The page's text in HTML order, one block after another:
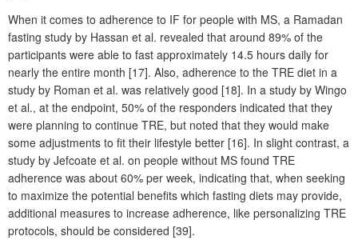
When it comes to adherence to IF for people with MS, a Ramadan
fasting study by Hassan et al. revealed that around 89% of the
participants were able to fast approximately 14.5 hours daily for
nearly the entire month [17]. Also, adherence to the TRE diet in a
study by Roman et al. was relatively good [18]. In a study by Wingo
et al., at the endpoint, 50% of the responders indicated that they
were planning to continue TRE, but noted that they would make
some adjustments to fit their lifestyle better [16]. In slight contrast, a
study by Jefcoate et al. on people without MS found TRE
adherence was about 60% per week, indicating that, when seeking
to maximize the potential benefits which fasting diets may provide,
additional measures to increase adherence, like personalizing TRE
protocols, should be considered [39].